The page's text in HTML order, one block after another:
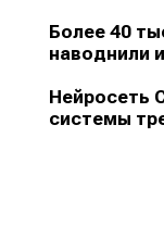
Более 40
наводнили
Нейросеть
системы